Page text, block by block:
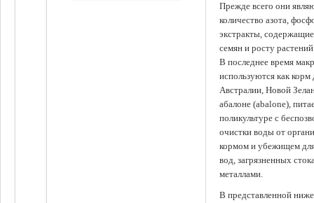
Прежде всего они
количество азота,
экстракты,
семян и росту
В последнее время
используются как
Австралии, Новой
абалоне (abalone),
поликультуре с
очистки воды от
кормом и убежищем
вод, загрязненных
металлами.
В представленной